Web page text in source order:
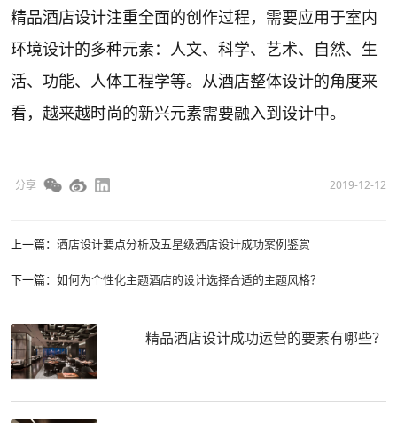
精品酒店设计注重全面的创作过程，需要应用于室内
环境设计的多种元素：人文、科学、艺术、自然、生
活、功能、人体工程学等。从酒店整体设计的角度来
看，越来越时尚的新兴元素需要融入到设计中。
分享 2019-12-12
上一篇： 酒店设计要点分析及五星级酒店设计成功案例鉴赏
下一篇： 如何为个性化主题酒店的设计选择合适的主题风格？
精品酒店设计成功运营的要素有哪些？